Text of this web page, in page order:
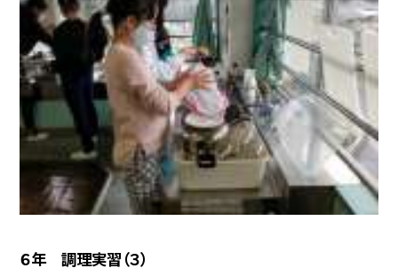
６年 調理実習（３）